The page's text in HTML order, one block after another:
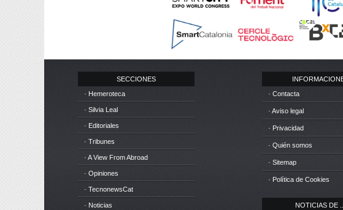
SECCIONES
· Hemeroteca
· Silvia Leal
· Editoriales
· Tribunes
· A View From Abroad
· Opiniones
· TecnonewsCat
· Noticias
· Contacta
· Aviso legal
· Privacidad
· Quién somos
· Sitemap
· Política de Cookies
NOTICIAS DE ...